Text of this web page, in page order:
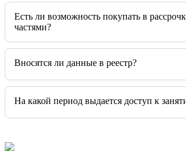
Есть ли возможность покупать в
частями?
Вносятся ли данные в реестр?
На какой период выдается доступ к